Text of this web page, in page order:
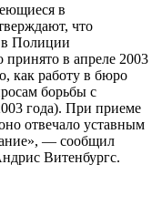
в
что
в Полиции
принято в апреле 2003
как работу в бюро
борьбы с
года). При приеме
отвечало уставным
— сообщил
Витенбургс.